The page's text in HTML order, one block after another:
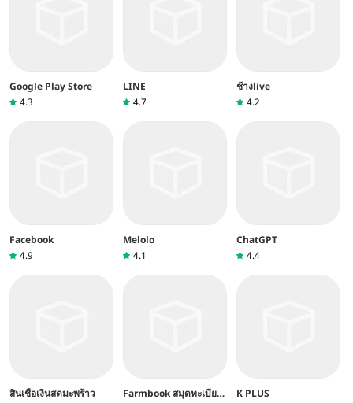
Google Play Store
4.3
LINE
4.7
ช้างlive
4.2
Facebook
4.9
Melolo
4.1
ChatGPT
4.4
สินเชื่อเงินสดมะพร้าว
Farmbook สมุดทะเบียน
K PLUS